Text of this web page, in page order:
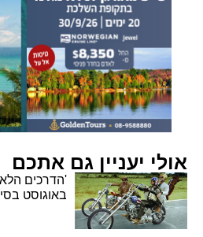
אולי יעניין גם אתכם
'הדרכים הלא
באוגוסט